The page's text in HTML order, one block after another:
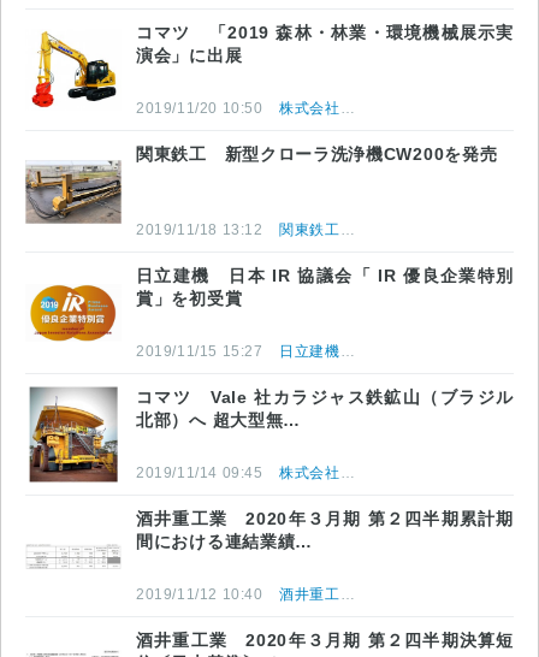
コマツ 「2019 森林・林業・環境機械展示実
演会」に出展
2019/11/20 10:50 株式会社小松製作所
関東鉄工 新型クローラ洗浄機CW200を発売
2019/11/18 13:12 関東鉄工株式会社
日立建機 日本 IR 協議会「 IR 優良企業特別
賞」を初受賞
2019/11/15 15:27 日立建機株式会社
コマツ Vale 社カラジャス鉄鉱山（ブラジル
北部）へ 超大型無…
2019/11/14 09:45 株式会社小松製作所
酒井重工業 2020年３月期 第２四半期累計期
間における連結業績…
2019/11/12 10:40 酒井重工業株式会社
酒井重工業 2020年３月期 第２四半期決算短